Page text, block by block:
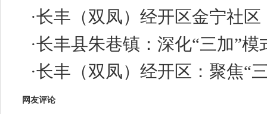
·长丰（双凤）经开区金宁社区
·长丰县朱巷镇：深化“三加”
·长丰（双凤）经开区：聚焦“
网友评论